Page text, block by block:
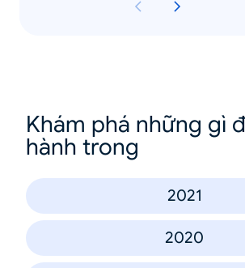
Khám phá những gì
hành trong
2021
2020